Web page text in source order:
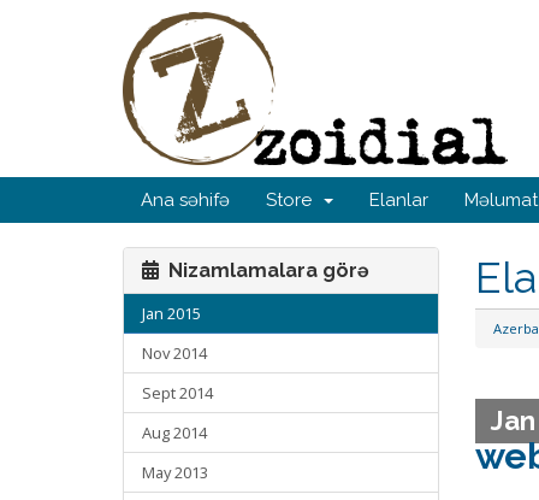
Ana səhifə Store Elanlar Məlumat
Nizamlamalara görə
Jan 2015
Nov 2014
Sept 2014
Aug 2014
May 2013